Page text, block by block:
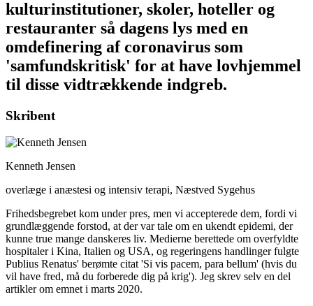
kulturinstitutioner, skoler, hoteller og
restauranter så dagens lys med en
omdefinering af coronavirus som
'samfundskritisk' for at have lovhjemmel
til disse vidtrækkende indgreb.
Skribent
Kenneth Jensen
overlæge i anæstesi og intensiv terapi, Næstved Sygehus
Frihedsbegrebet kom under pres, men vi accepterede dem, fordi vi
grundlæggende forstod, at der var tale om en ukendt epidemi, der
kunne true mange danskeres liv. Medierne berettede om overfyldte
hospitaler i Kina, Italien og USA, og regeringens handlinger fulgte
Publius Renatus' berømte citat 'Si vis pacem, para bellum' (hvis du
vil have fred, må du forberede dig på krig'). Jeg skrev selv en del
artikler om emnet i marts 2020.